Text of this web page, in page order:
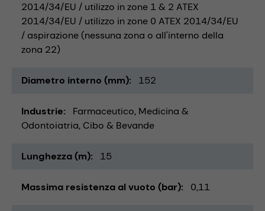
2014/34/EU / utilizzo in zone 1 & 2 ATEX
2014/34/EU / utilizzo in zone 0 ATEX 2014/34/EU
/ aspirazione (nessuna zona o all'interno della
zona 22)
Diametro interno (mm) 152
Industrie Farmaceutico Medicina &
Odontoiatria Cibo & Bevande
Lunghezza (m) 15
Massima resistenza al vuoto (bar) 0,11